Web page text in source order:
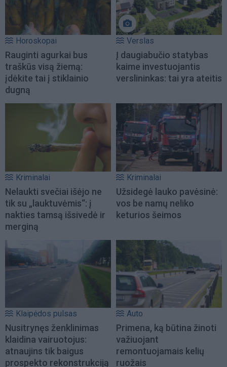
Horoskopai
Rauginti agurkai bus
traškūs visą žiemą:
įdėkite tai į stiklainio
dugną
Verslas
Į daugiabučio statybas
kaime investuojantis
verslininkas: tai yra ateitis
Kriminalai
Nelaukti svečiai išėjo ne
tik su „lauktuvėmis“: į
nakties tamsą išsivedė ir
merginą
Kriminalai
Užsidegė lauko pavėsinė:
vos be namų neliko
keturios šeimos
Klaipėdos pulsas
Nusitrynęs ženklinimas
klaidina vairuotojus:
atnaujins tik baigus
prospekto rekonstrukciją
Auto
Primena, ką būtina žinoti
važiuojant
remontuojamais kelių
ruožais